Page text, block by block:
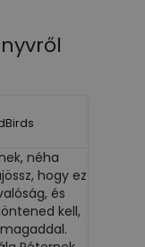
néha
hogy ez
és
kell,